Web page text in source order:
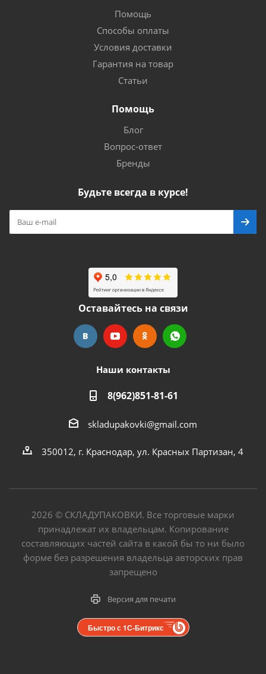
Помощь
Способы оплаты
Условия доставки
Гарантия на товар
Статьи
Помощь
Блог
Вопрос-ответ
Бренды
Будьте всегда в курсе!
Оставайтесь на связи
Наши контакты
8(962)851-81-61
skladupakovki@gmail.com
350012, г. Краснодар, ул. Красных Партизан, 4
2026 © СКЛАДУПАКОВКИ. Все торговые марки
принадлежат их владельцам. Копирование
составляющих частей сайта в какой бы то ни было
форме без разрешения владельца авторских прав
запрещено
Версия для печати
Быстро с 1С-Битрикс